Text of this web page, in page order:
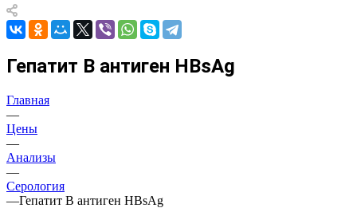
Гепатит В антиген HBsAg
Главная
—
Цены
—
Анализы
—
Серология
—Гепатит В антиген HBsAg